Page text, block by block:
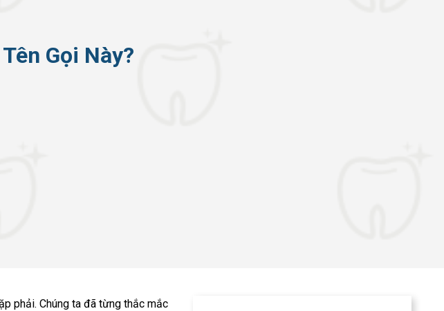
Gọi Này?
phải. Chúng ta đã từng thắc mắc